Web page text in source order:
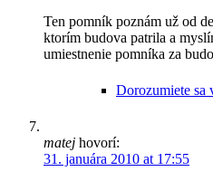
Dorozumiete sa
Ten pomník poznám už od
ktorím budova patrila a
umiestnenie pomníka za
matej hovorí:
31. januára 2010 at 17:55